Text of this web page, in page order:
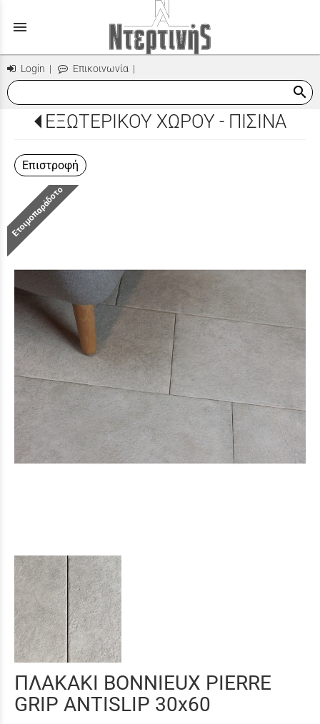
menu
Login | Επικοινωνία |
search
ΕΞΩΤΕΡΙΚΟΥ ΧΩΡΟΥ - ΠΙΣΙΝΑ
Επιστροφή
Ετοιμοπαράδοτο
ΠΛΑΚΑΚΙ BONNIEUX PIERRE
GRIP ANTISLIP 30x60